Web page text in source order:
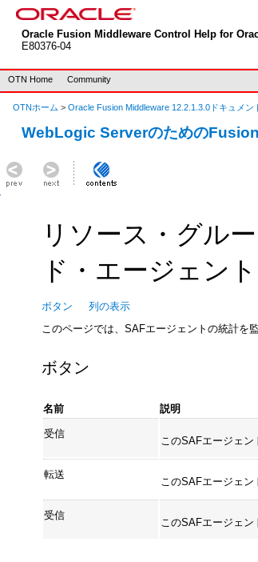
Oracle Fusion Middleware Control Help for
E80376-04
OTN Home Community
OTNホーム > Oracle Fusion Middleware 12.2.1.3.0ドキュメン
WebLogic Serverのための
リソース・グル
ド・エージェント
ボタン
列の表示
このページでは、SAFエージェントの統計を
ボタン
名前 説明
受信
このSAFエージェン
転送
このSAFエージェン
受信
このSAFエージェン